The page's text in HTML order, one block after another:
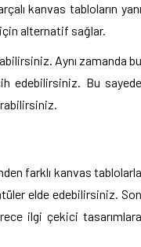
kanvas tabloların yanı
için alternatif sağlar.
Aynı zamanda bu
edebilirsiniz. Bu sayede
farklı kanvas tablolarla
elde edebilirsiniz. Son
ilgi çekici tasarımlara